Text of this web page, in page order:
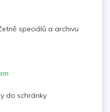
speciálů a archivu
do schránky